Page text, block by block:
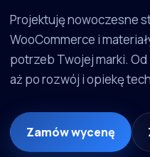
Projektuję nowoczesne
WooCommerce i
potrzeb Twojej marki.
aż po rozwój i opiekę
Zamów wycenę